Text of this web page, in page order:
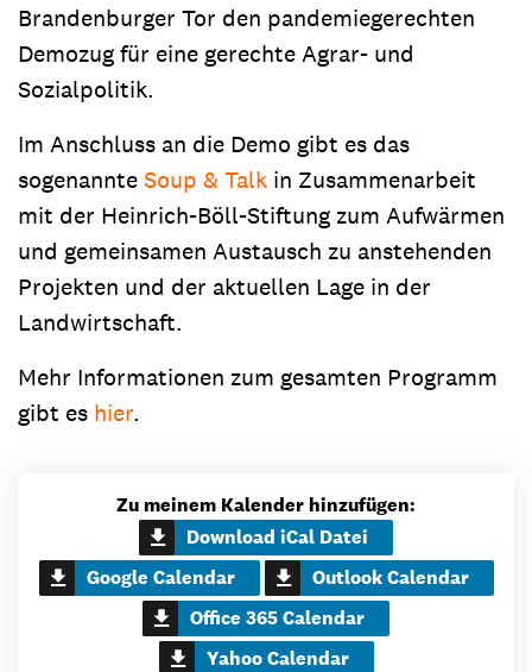
Brandenburger Tor den pandemiegerechten
Demozug für eine gerechte Agrar- und
Sozialpolitik.
Im Anschluss an die Demo gibt es das
sogenannteSoup & Talk in Zusammenarbeit
mit der Heinrich-Böll-Stiftung zum Aufwärmen
und gemeinsamen Austausch zu anstehenden
Projekten und der aktuellen Lage in der
Landwirtschaft.
Mehr Informationen zum gesamten Programm
gibt es hier.
Zu meinem Kalender hinzufügen:
Download iCal Datei
Google Calendar
Outlook Calendar
Office 365 Calendar
Yahoo Calendar